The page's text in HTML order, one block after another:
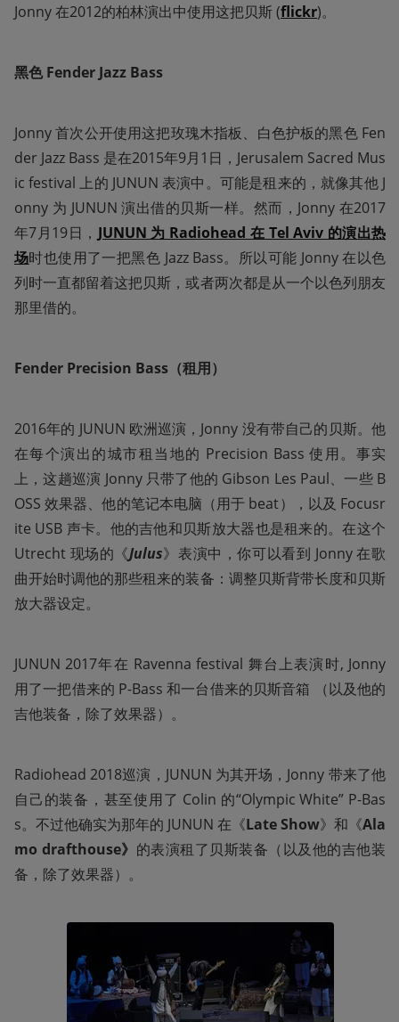
Jonny 在2012的柏林演出中使用这把贝斯 (flickr)。
黑色 Fender Jazz Bass
Jonny 首次公开使用这把玫瑰木指板、白色护板的黑色 Fen
der Jazz Bass 是在2015年9月1日，Jerusalem Sacred Mus
ic festival 上的 JUNUN 表演中。可能是租来的，就像其他 J
onny 为 JUNUN 演出借的贝斯一样。然而，Jonny 在2017
年7月19日， JUNUN 为 Radiohead 在 Tel Aviv 的演出热
场时也使用了一把黑色 Jazz Bass。所以可能 Jonny 在以色
列时一直都留着这把贝斯，或者两次都是从一个以色列朋友
那里借的。
Fender Precision Bass（租用）
2016年的 JUNUN 欧洲巡演，Jonny 没有带自己的贝斯。他
在每个演出的城市租当地的 Precision Bass 使用。事实
上，这趟巡演 Jonny 只带了他的 Gibson Les Paul、一些 B
OSS 效果器、他的笔记本电脑（用于 beat），以及 Focusr
ite USB 声卡。他的吉他和贝斯放大器也是租来的。在这个
Utrecht 现场的《Julus》表演中，你可以看到 Jonny 在歌
曲开始时调他的那些租来的装备：调整贝斯背带长度和贝斯
放大器设定。
JUNUN 2017年在 Ravenna festival 舞台上表演时, Jonny
用了一把借来的 P-Bass 和一台借来的贝斯音箱 （以及他的
吉他装备，除了效果器）。
Radiohead 2018巡演，JUNUN 为其开场，Jonny 带来了他
自己的装备，甚至使用了 Colin 的“Olympic White” P-Bas
s。不过他确实为那年的 JUNUN 在《Late Show》和《Ala
mo drafthouse》 的表演租了贝斯装备（以及他的吉他装
备，除了效果器）。